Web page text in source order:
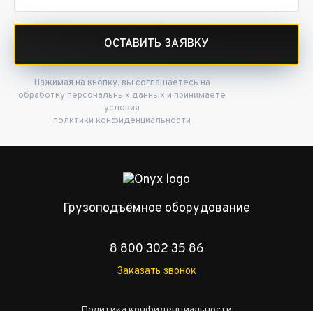
ОСТАВИТЬ ЗАЯВКУ
Нажимая на кнопку, вы соглашаетесь на
обработку персональных данных и принимаете
условия
политики конфиденциальности
Грузоподъёмное оборудование
8 800 302 35 86
Заказать звонок